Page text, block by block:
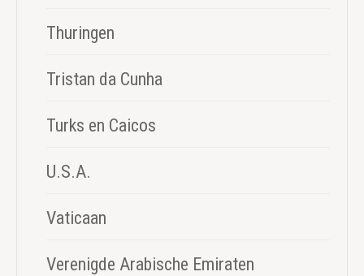
Thuringen
Tristan da Cunha
Turks en Caicos
U.S.A.
Vaticaan
Verenigde Arabische Emiraten